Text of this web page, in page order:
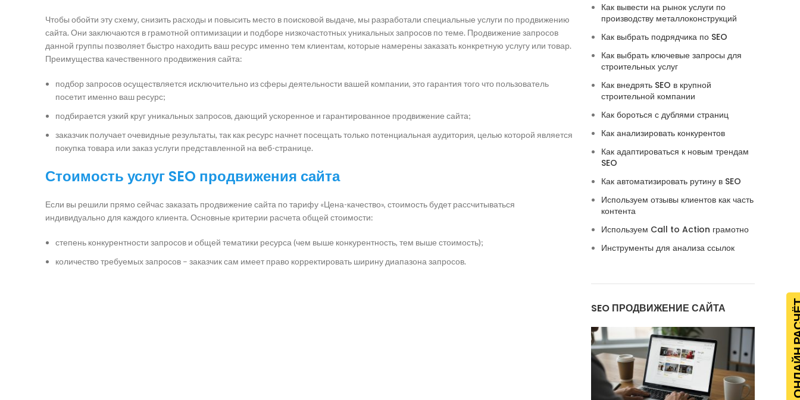
Чтобы обойти эту схему, снизить расходы и повысить место в поисковой выдаче, мы разработали специальные услуги по продвижению
сайта. Они заключаются в грамотной оптимизации и подборе низкочастотных уникальных запросов по теме. Продвижение запросов
данной группы позволяет быстро находить ваш ресурс именно тем клиентам, которые намерены заказать конкретную услугу или товар.
Преимущества качественного продвижения сайта:
подбор запросов осуществляется исключительно из сферы деятельности вашей компании, это гарантия того что пользователь
посетит именно ваш ресурс;
подбирается узкий круг уникальных запросов, дающий ускоренное и гарантированное продвижение сайта;
заказчик получает очевидные результаты, так как ресурс начнет посещать только потенциальная аудитория, целью которой является
покупка товара или заказ услуги представленной на веб-странице.
Стоимость услуг SEO продвижения сайта
Если вы решили прямо сейчас заказать продвижение сайта по тарифу «Цена-качество», стоимость будет рассчитываться
индивидуально для каждого клиента. Основные критерии расчета общей стоимости:
степень конкурентности запросов и общей тематики ресурса (чем выше конкурентность, тем выше стоимость);
количество требуемых запросов – заказчик сам имеет право корректировать ширину диапазона запросов.
Как вывести на рынок услуги по
производству металлоконструкций
Как выбрать подрядчика по SEO
Как выбрать ключевые запросы для
строительных услуг
Как внедрять SEO в крупной
строительной компании
Как бороться с дублями страниц
Как анализировать конкурентов
Как адаптироваться к новым трендам
SEO
Как автоматизировать рутину в SEO
Используем отзывы клиентов как часть
контента
Используем Call to Action грамотно
Инструменты для анализа ссылок
SEO ПРОДВИЖЕНИЕ САЙТА